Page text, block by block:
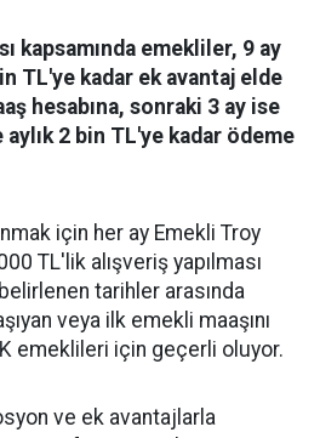
kapsamında emekliler, 9 ay
TL'ye kadar ek avantaj elde
hesabına, sonraki 3 ay ise
2 bin TL'ye kadar ödeme
için her ay Emekli Troy
TL'lik alışveriş yapılması
tarihler arasında
veya ilk emekli maaşını
emeklileri için geçerli oluyor.
ve ek avantajlarla